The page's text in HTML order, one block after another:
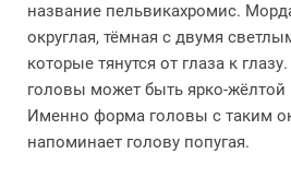
название пельвикахромис.
округлая, тёмная с двумя
которые тянутся от глаза к
головы может быть ярко-жёлтой
Именно форма головы с таким
напоминает голову попугая.